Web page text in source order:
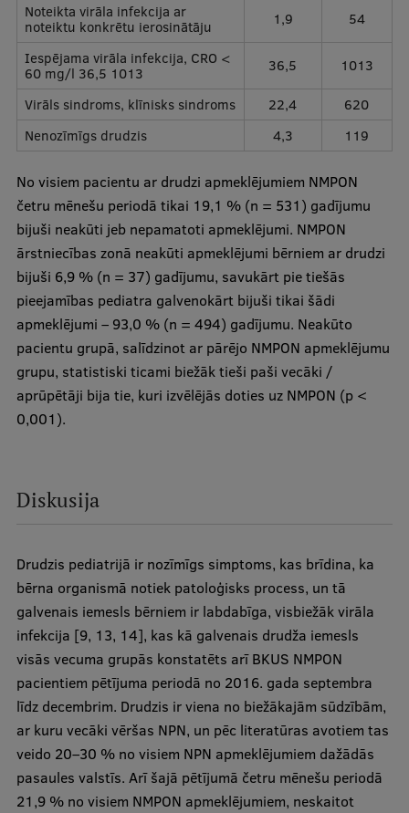
Noteikta virāla infekcija ar
noteiktu konkrētu ierosinātāju
1,9 54
Iespējama virāla infekcija, CRO <
60 mg/l 36,5 1013
36,5 1013
Virāls sindroms, klīnisks sindroms 22,4
620
Nenozīmīgs drudzis
4,3 119
No visiem pacientu ar drudzi apmeklējumiem NMPON
četru mēnešu periodā tikai 19,1 % (n = 531) gadījumu
bijuši neakūti jeb nepamatoti apmeklējumi. NMPON
ārstniecības zonā neakūti apmeklējumi bērniem ar drudzi
bijuši 6,9 % (n = 37) gadījumu, savukārt pie tiešās
pieejamības pediatra galvenokārt bijuši tikai šādi
apmeklējumi – 93,0 % (n = 494) gadījumu. Neakūto
pacientu grupā, salīdzinot ar pārējo NMPON apmeklējumu
grupu, statistiski ticami biežāk tieši paši vecāki /
aprūpētāji bija tie, kuri izvēlējās doties uz NMPON (p <
0,001).
Diskusija
Drudzis pediatrijā ir nozīmīgs simptoms, kas brīdina, ka
bērna organismā notiek patoloģisks process, un tā
galvenais iemesls bērniem ir labdabīga, visbiežāk virāla
infekcija [9, 13, 14], kas kā galvenais drudža iemesls
visās vecuma grupās konstatēts arī BKUS NMPON
pacientiem pētījuma periodā no 2016. gada septembra
līdz decembrim. Drudzis ir viena no biežākajām sūdzībām,
ar kuru vecāki vēršas NPN, un pēc literatūras avotiem tas
veido 20–30 % no visiem NPN apmeklējumiem dažādās
pasaules valstīs. Arī šajā pētījumā četru mēnešu periodā
21,9 % no visiem NMPON apmeklējumiem, neskaitot